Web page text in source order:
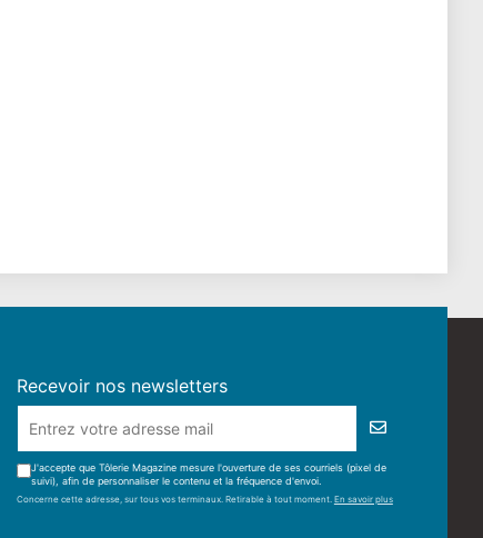
Recevoir nos newsletters
J'accepte que Tôlerie Magazine mesure l'ouverture de ses courriels (pixel de
suivi), afin de personnaliser le contenu et la fréquence d'envoi.
Concerne cette adresse, sur tous vos terminaux. Retirable à tout moment. En savoir plus